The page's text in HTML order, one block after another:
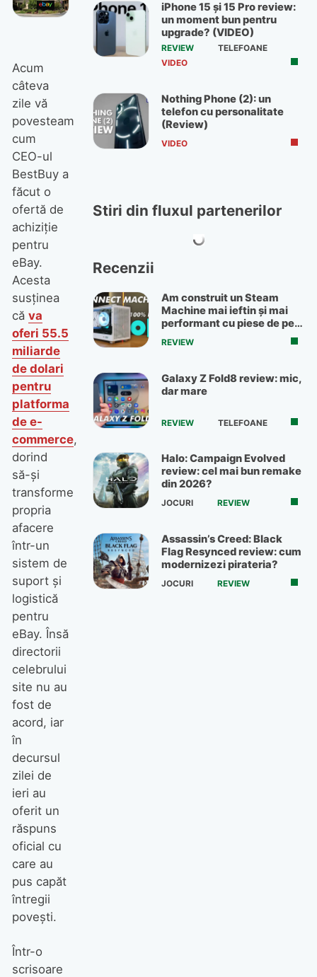
Acum
câteva
zile vă
povesteam
cum
CEO-ul
BestBuy a
făcut o
ofertă de
achiziție
pentru
eBay.
Acesta
susținea
că va
oferi 55.5
miliarde
de dolari
pentru
platforma
de e-
commerce,
dorind
să-și
transforme
propria
afacere
într-un
sistem de
suport și
logistică
pentru
eBay. Însă
directorii
celebrului
site nu au
fost de
acord, iar
în
decursul
zilei de
ieri au
oferit un
răspuns
oficial cu
care au
pus capăt
întregii
povești.
Într-o
scrisoare
iPhone 15 și 15 Pro review:
un moment bun pentru
upgrade? (VIDEO)
REVIEW
TELEFOANE
VIDEO
Nothing Phone (2): un
telefon cu personalitate
(Review)
VIDEO
Stiri din fluxul partenerilor
Recenzii
Am construit un Steam
Machine mai ieftin și mai
performant cu piese de pe
OLX
REVIEW
Galaxy Z Fold8 review: mic,
dar mare
REVIEW TELEFOANE
Halo: Campaign Evolved
review: cel mai bun remake
din 2026?
JOCURI REVIEW
Assassin’s Creed: Black
Flag Resynced review: cum
modernizezi pirateria?
JOCURI REVIEW